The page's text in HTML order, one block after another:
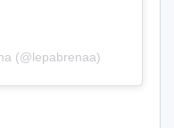
(@lepabrenaa)